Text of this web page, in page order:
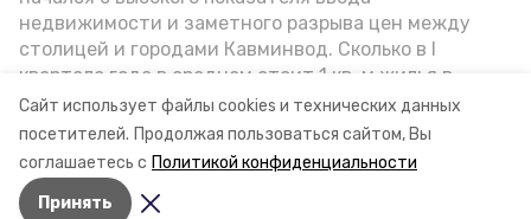
Сайт использует файлы cookies и технических данных
посетителей. Продолжая пользоваться сайтом, Вы
соглашаетесь с Политикой конфиденциальности
Принять
недвижимости и заметного разрыва цен между
столицей и городами Кавминвод. Сколько в I
квартале года в среднем стоит 1 кв. м жилья в
городах и округах региона, как изменился спрос на
первичку и вторичку, какова себестоимость
стройки собственного жилья в этом году и какие
прогнозы о стоимости квадратных метров дают
эксперты, выясняла корреспондент «Победы26».
склонам Машука. Оказалось, что это
являетсянарушением.
Фото: govorun26
Авторы: Александра Васильева